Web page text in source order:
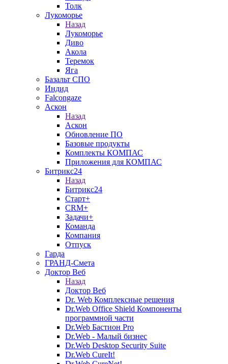
Толк
Лукоморье
Назад
Лукоморье
Диво
Акола
Теремок
Яга
Базальт СПО
Индид
Falcongaze
Аскон
Назад
Аскон
Обновление ПО
Базовые продукты
Комплекты КОМПАС
Приложения для КОМПАС
Битрикс24
Назад
Битрикс24
Старт+
CRM+
Задачи+
Команда
Компания
Отпуск
Гарда
ГРАНД-Смета
Доктор Веб
Назад
Доктор Веб
Dr. Web Комплексные решения
Dr.Web Office Shield Компоненты
программной части
Dr.Web Бастион Pro
Dr.Web - Малый бизнес
Dr.Web Desktop Security Suite
Dr.Web CureIt!